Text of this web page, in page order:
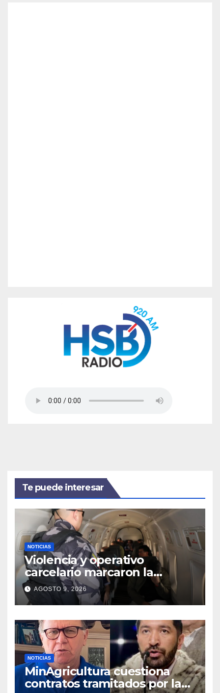
Te puede interesar
NOTICIAS
Violencia y operativo
carcelario marcaron la
primera jornada del nuevo
Gobierno
AGOSTO 9, 2026
NOTICIAS
MinAgricultura cuestiona
contratos tramitados por la